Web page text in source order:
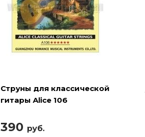
Струны для классической
гитары Alice 106
390 руб.